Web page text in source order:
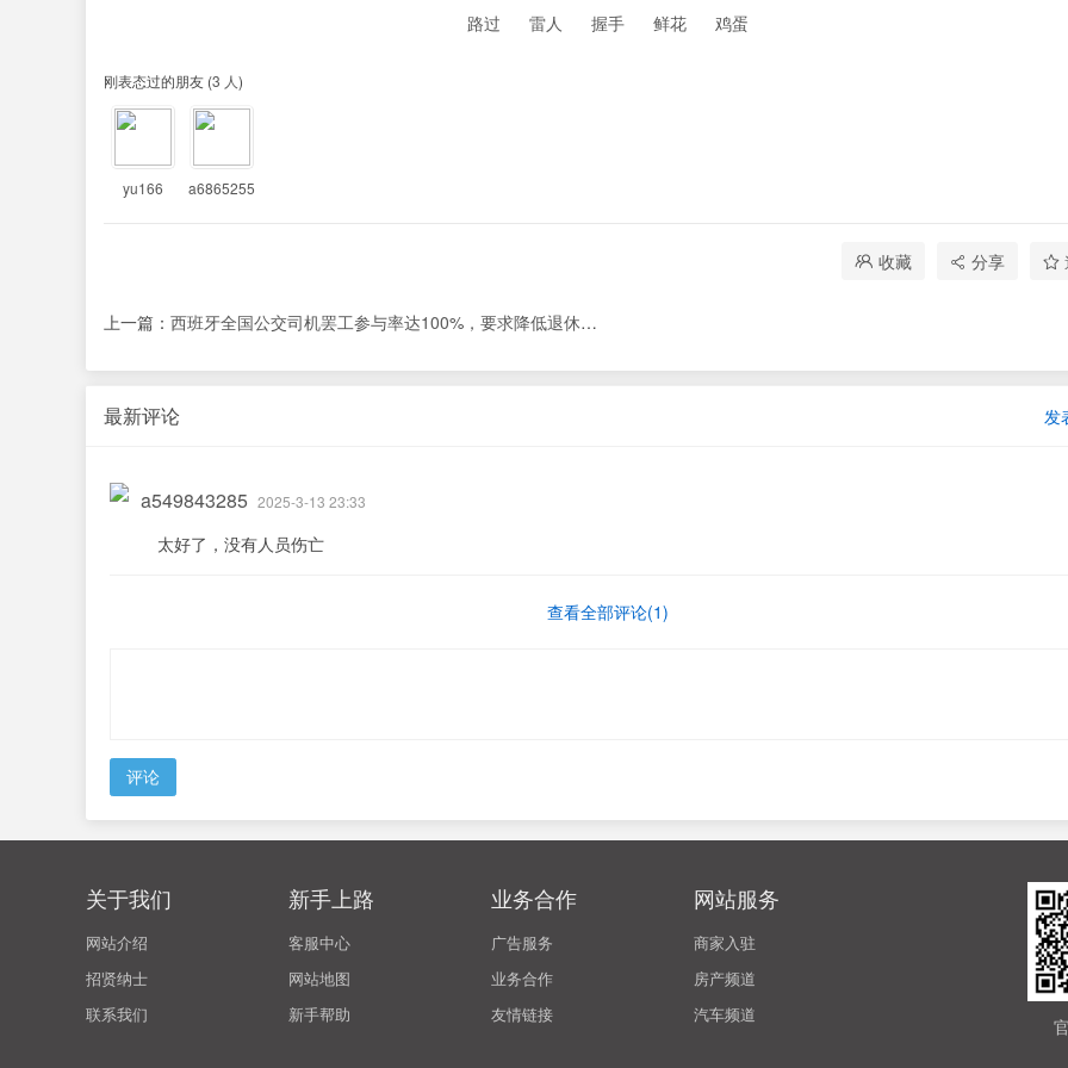
路过 雷人 握手 鲜花 鸡蛋
刚表态过的朋友 (3 人)
yu166 a6865255
收藏 分享
上一篇： 西班牙全国公交司机罢工参与率达100%，要求降低退休年龄
发
最新评论
a549843285 2025-3-13 23:33
太好了，没有人员伤亡
查看全部评论(1)
评论
关于我们
网站介绍
招贤纳士
联系我们
新手上路
客服中心
网站地图
新手帮助
业务合作
广告服务
业务合作
友情链接
网站服务
商家入驻
房产频道
汽车频道